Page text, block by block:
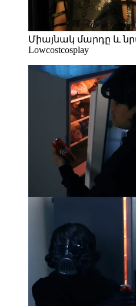
Միայնակ մարդը և
Lowcostcosplay